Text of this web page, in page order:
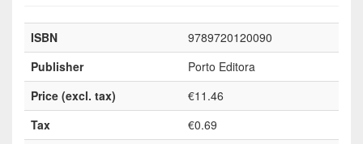
ISBN
9789720120090
Publisher
Porto Editora
Price (excl. tax)
€11.46
Tax
€0.69